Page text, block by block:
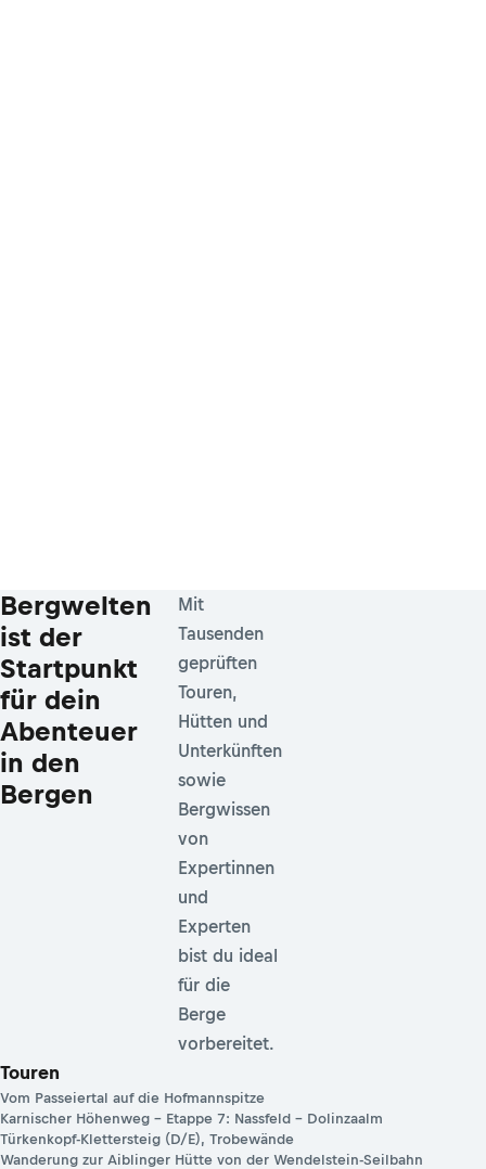
Bergwelten
ist der
Startpunkt
für dein
Abenteuer
in den
Bergen
Mit
Tausenden
geprüften
Touren,
Hütten und
Unterkünften
sowie
Bergwissen
von
Expertinnen
und
Experten
bist du ideal
für die
Berge
vorbereitet.
Touren
Vom Passeiertal auf die Hofmannspitze
Karnischer Höhenweg – Etappe 7: Nassfeld – Dolinzaalm
Türkenkopf-Klettersteig (D/E), Trobewände
Wanderung zur Aiblinger Hütte von der Wendelstein-Seilbahn